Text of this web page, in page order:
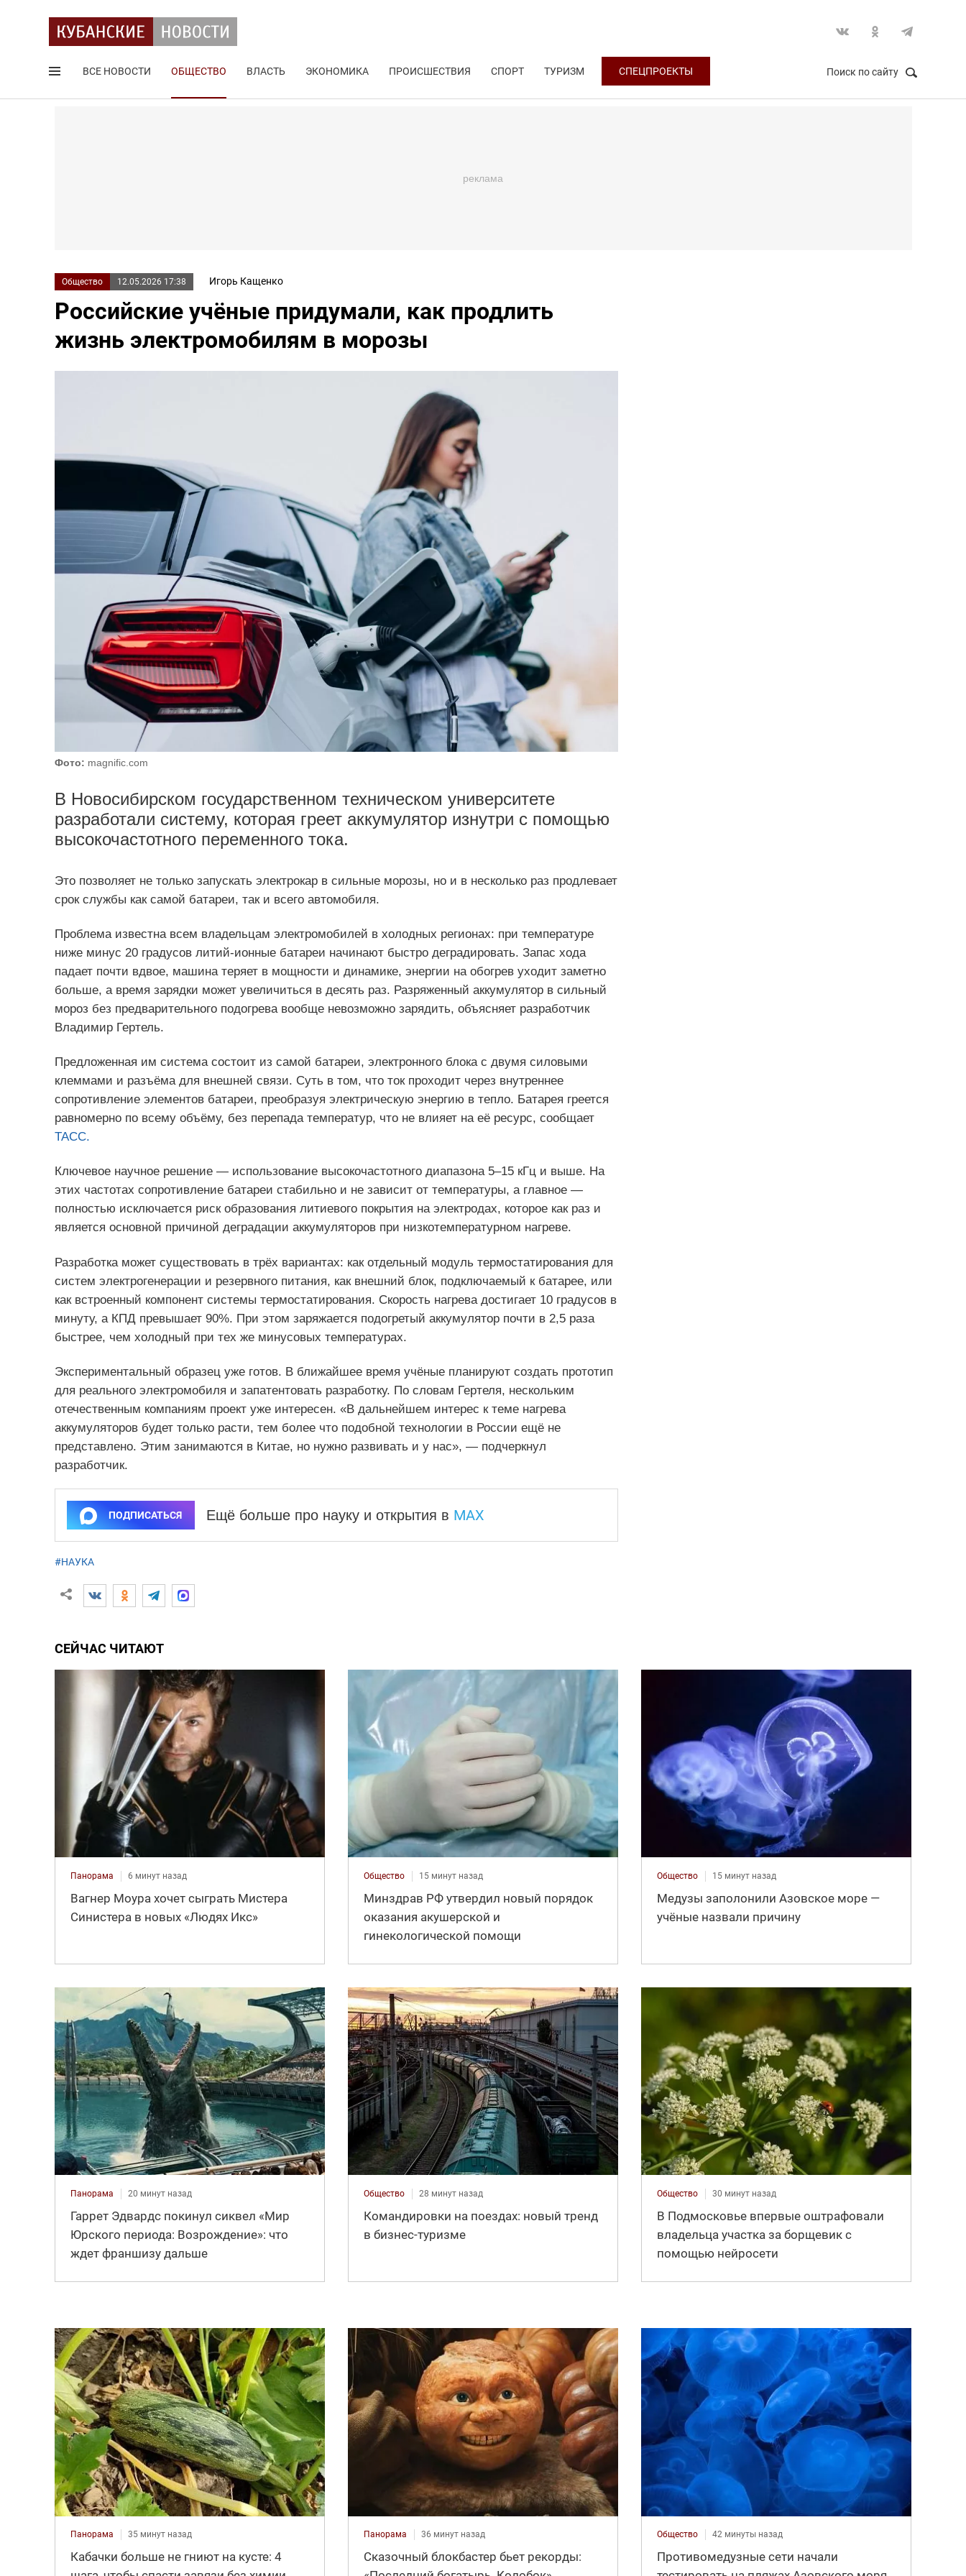
ВСЕ НОВОСТИ ОБЩЕСТВО ВЛАСТЬ ЭКОНОМИКА ПРОИСШЕСТВИЯ СПОРТ ТУРИЗМ СПЕЦПРОЕКТЫ Поиск по сайту
Общество 12.05.2026 17:38 Игорь Кащенко
Российские учёные придумали, как продлить
жизнь электромобилям в морозы
Фото: magnific.com
В Новосибирском государственном техническом университете
разработали систему, которая греет аккумулятор изнутри с помощью
высокочастотного переменного тока.
Это позволяет не только запускать электрокар в сильные морозы, но и в несколько раз продлевает
срок службы как самой батареи, так и всего автомобиля.
Проблема известна всем владельцам электромобилей в холодных регионах: при температуре
ниже минус 20 градусов литий-ионные батареи начинают быстро деградировать. Запас хода
падает почти вдвое, машина теряет в мощности и динамике, энергии на обогрев уходит заметно
больше, а время зарядки может увеличиться в десять раз. Разряженный аккумулятор в сильный
мороз без предварительного подогрева вообще невозможно зарядить, объясняет разработчик
Владимир Гертель.
Предложенная им система состоит из самой батареи, электронного блока с двумя силовыми
клеммами и разъёма для внешней связи. Суть в том, что ток проходит через внутреннее
сопротивление элементов батареи, преобразуя электрическую энергию в тепло. Батарея греется
равномерно по всему объёму, без перепада температур, что не влияет на её ресурс, сообщает
ТАСС.
Ключевое научное решение — использование высокочастотного диапазона 5–15 кГц и выше. На
этих частотах сопротивление батареи стабильно и не зависит от температуры, а главное —
полностью исключается риск образования литиевого покрытия на электродах, которое как раз и
является основной причиной деградации аккумуляторов при низкотемпературном нагреве.
Разработка может существовать в трёх вариантах: как отдельный модуль термостатирования для
систем электрогенерации и резервного питания, как внешний блок, подключаемый к батарее, или
как встроенный компонент системы термостатирования. Скорость нагрева достигает 10 градусов в
минуту, а КПД превышает 90%. При этом заряжается подогретый аккумулятор почти в 2,5 раза
быстрее, чем холодный при тех же минусовых температурах.
Экспериментальный образец уже готов. В ближайшее время учёные планируют создать прототип
для реального электромобиля и запатентовать разработку. По словам Гертеля, нескольким
отечественным компаниям проект уже интересен. «В дальнейшем интерес к теме нагрева
аккумуляторов будет только расти, тем более что подобной технологии в России ещё не
представлено. Этим занимаются в Китае, но нужно развивать и у нас», — подчеркнул
разработчик.
ПОДПИСАТЬСЯ Ещё больше про науку и открытия в MAX
#НАУКА
СЕЙЧАС ЧИТАЮТ
Панорама 6 минут назад
Вагнер Моура хочет сыграть Мистера
Синистера в новых «Людях Икс»
Общество 15 минут назад
Минздрав РФ утвердил новый порядок
оказания акушерской и
гинекологической помощи
Общество 15 минут назад
Медузы заполонили Азовское море —
учёные назвали причину
Панорама 20 минут назад
Гаррет Эдвардс покинул сиквел «Мир
Юрского периода: Возрождение»: что
ждет франшизу дальше
Общество 28 минут назад
Командировки на поездах: новый тренд
в бизнес-туризме
Общество 30 минут назад
В Подмосковье впервые оштрафовали
владельца участка за борщевик с
помощью нейросети
Панорама 35 минут назад
Кабачки больше не гниют на кусте: 4
Панорама 36 минут назад
Сказочный блокбастер бьет рекорды:
Общество 42 минуты назад
Противомедузные сети начали